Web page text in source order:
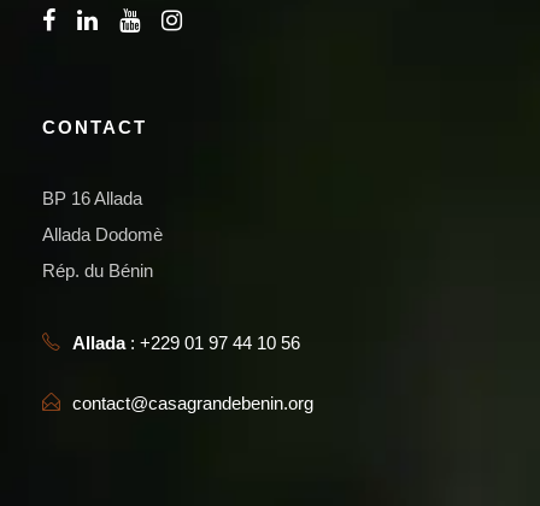
CONTACT
BP 16 Allada
Allada Dodomè
Rép. du Bénin
Allada: +229 01 97 44 10 56
contact@casagrandebenin.org